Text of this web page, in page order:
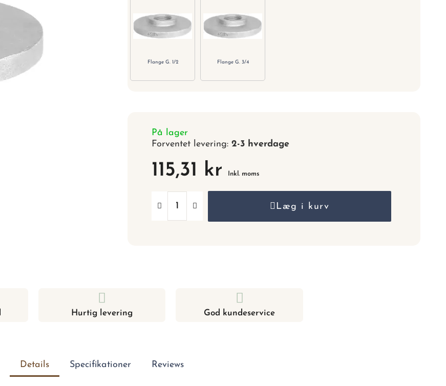
Flange G. 1/2 Flange G. 3/4
På lager
Forventet levering:2-3 hverdage
115,31 kr Inkl. moms
Læg i kurv
Hurtig levering God kundeservice
Details Specifikationer Reviews